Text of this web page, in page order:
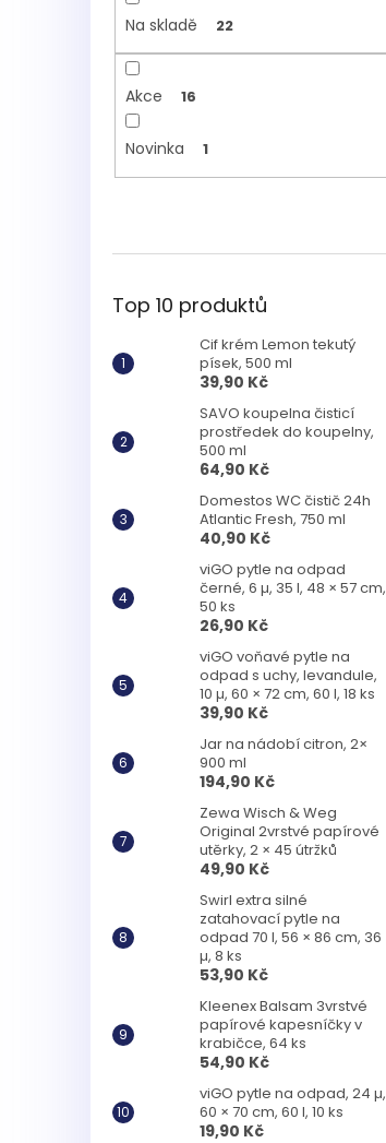
Na skladě 22
Akce 16
Novinka 1
Top 10 produktů
Cif krém Lemon tekutý
písek, 500 ml
39,90 Kč
SAVO koupelna čisticí
prostředek do koupelny,
500 ml
64,90 Kč
Domestos WC čistič 24h
Atlantic Fresh, 750 ml
40,90 Kč
viGO pytle na odpad
černé, 6 µ, 35 l, 48 × 57 cm,
50 ks
26,90 Kč
viGO voňavé pytle na
odpad s uchy, levandule,
10 µ, 60 × 72 cm, 60 l, 18 ks
39,90 Kč
Jar na nádobí citron, 2×
900 ml
194,90 Kč
Zewa Wisch & Weg
Original 2vrstvé papírové
utěrky, 2 × 45 útržků
49,90 Kč
Swirl extra silné
zatahovací pytle na
odpad 70 l, 56 × 86 cm, 36
µ, 8 ks
53,90 Kč
Kleenex Balsam 3vrstvé
papírové kapesníčky v
krabičce, 64 ks
54,90 Kč
viGO pytle na odpad, 24 µ,
60 × 70 cm, 60 l, 10 ks
19,90 Kč